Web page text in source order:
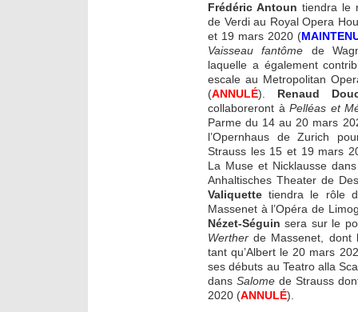
Frédéric Antoun tiendra le
de Verdi au Royal Opera
et 19 mars 2020 (
Vaisseau fantôme de
laquelle a également
escale au Metropolitan
(ANNULÉ). Renaud
collaboreront àPelléas et
Parme du 14 au 20 mars
l’Opernhaus de Zurich
Strauss les 15 et 19 mars
La Muse et Nicklausse
Anhaltisches Theater de
Valiquette tiendra le rôle
Massenet à l’Opéra de
Nézet-Séguin sera sur le
Werther de Massenet,
tant qu’Albert le 20 mars
ses débuts au Teatro alla
dans Salome de Strauss
2020 (ANNULÉ).